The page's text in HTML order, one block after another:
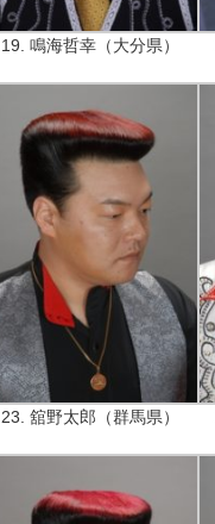
19. 鳴海哲幸（大分県）
23. 舘野太郎（群馬県）